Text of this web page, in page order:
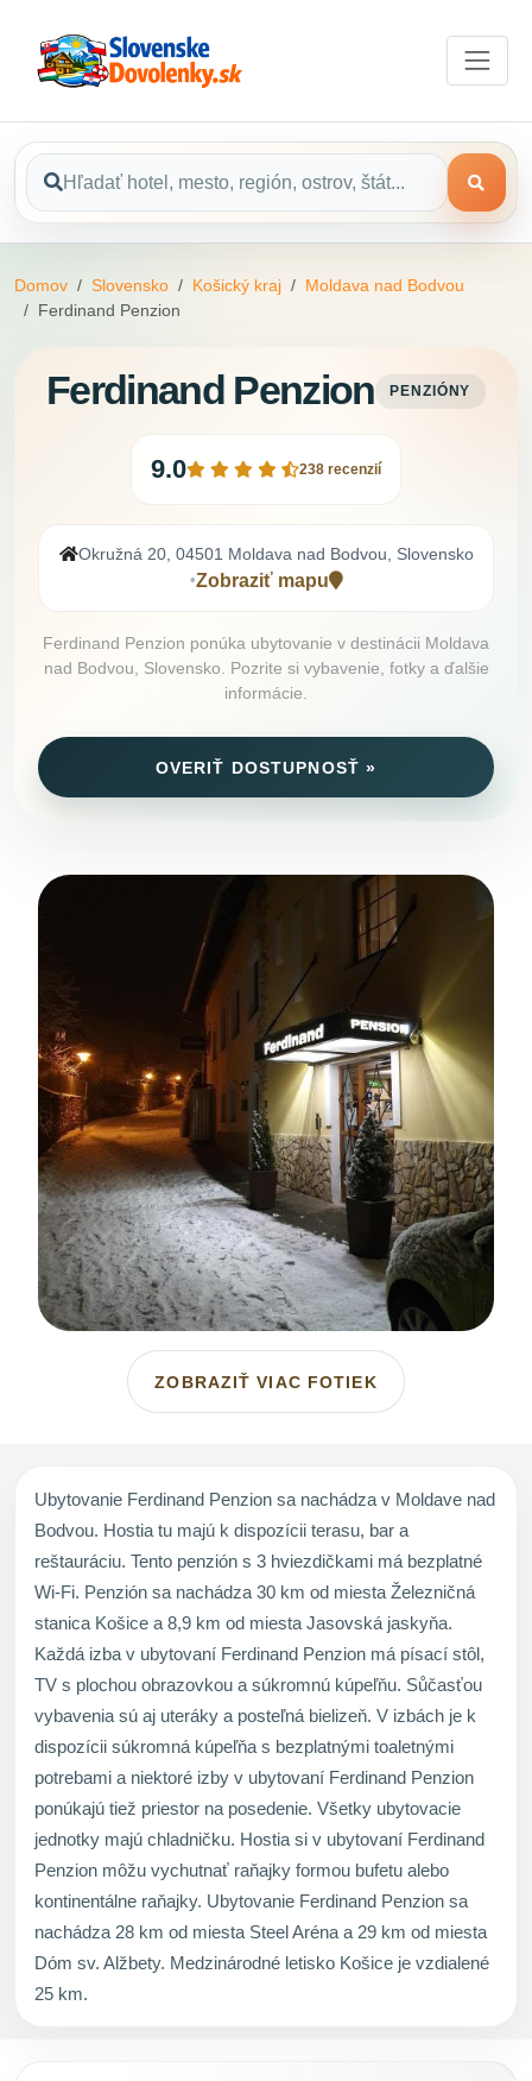
Domov Slovensko Košický kraj
Moldava nad Bodvou
Ferdinand Penzion
Ferdinand Penzion PENZIÓNY
9.0 238 recenzií
Okružná 20, 04501 Moldava nad Bodvou, Slovensko
•Zobraziť mapu
Ferdinand Penzion ponúka ubytovanie v destinácii Moldava
nad Bodvou, Slovensko. Pozrite si vybavenie, fotky a ďalšie
informácie.
OVERIŤ DOSTUPNOSŤ »
ZOBRAZIŤ VIAC FOTIEK
Ubytovanie Ferdinand Penzion sa nachádza v Moldave nad
Bodvou. Hostia tu majú k dispozícii terasu, bar a
reštauráciu. Tento penzión s 3 hviezdičkami má bezplatné
Wi-Fi. Penzión sa nachádza 30 km od miesta Železničná
stanica Košice a 8,9 km od miesta Jasovská jaskyňa.
Každá izba v ubytovaní Ferdinand Penzion má písací stôl,
TV s plochou obrazovkou a súkromnú kúpeľňu. Sůčasťou
vybavenia sú aj uteráky a posteľná bielizeň. V izbách je k
dispozícii súkromná kúpeľňa s bezplatnými toaletnými
potrebami a niektoré izby v ubytovaní Ferdinand Penzion
ponúkajú tiež priestor na posedenie. Všetky ubytovacie
jednotky majú chladničku. Hostia si v ubytovaní Ferdinand
Penzion môžu vychutnať raňajky formou bufetu alebo
kontinentálne raňajky. Ubytovanie Ferdinand Penzion sa
nachádza 28 km od miesta Steel Aréna a 29 km od miesta
Dóm sv. Alžbety. Medzinárodné letisko Košice je vzdialené
25 km.